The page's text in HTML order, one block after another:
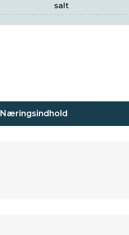
salt
Næringsindhold